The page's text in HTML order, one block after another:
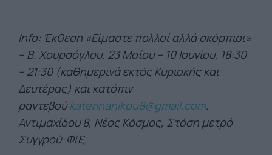
Info: Έκθεση «Είμαστε πολλοί αλλά σκόρπιοι»
– Β. Χουρσόγλου. 23 Μαΐου – 10 Ιουνίου, 18:30
– 21:30 (καθημερινά εκτός Κυριακής και
Δευτέρας) και κατόπιν
ραντεβούkaterinanikou8@gmail.com.
Αντιμαχίδου 8, Νέος Κόσμος, Στάση μετρό
Συγγρού-Φίξ.